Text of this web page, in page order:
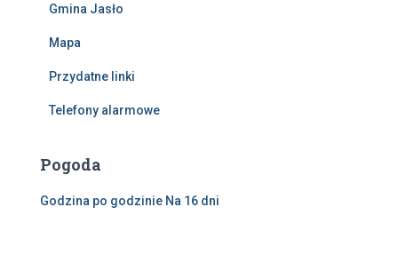
Gmina Jasło
Mapa
Przydatne linki
Telefony alarmowe
Pogoda
Godzina po godzinie Na 16 dni